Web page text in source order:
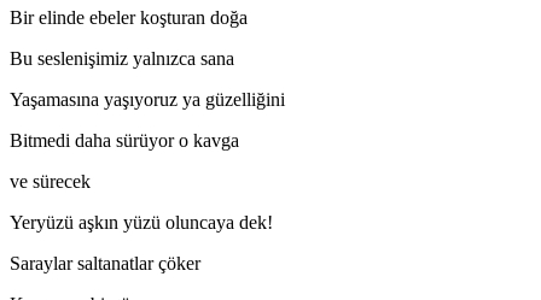
Bir elinde ebeler koşturan doğa
Bu seslenişimiz yalnızca sana
Yaşamasına yaşıyoruz ya güzelliğini
Bitmedi daha sürüyor o kavga
ve sürecek
Yeryüzü aşkın yüzü oluncaya dek!
Saraylar saltanatlar çöker